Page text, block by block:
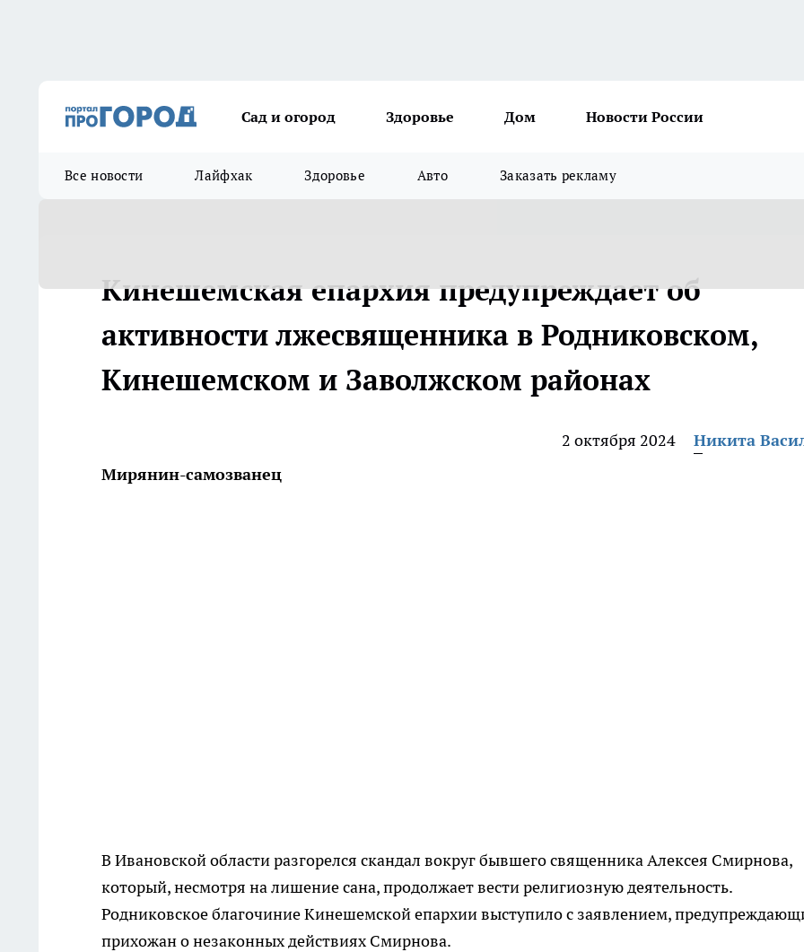
Сад и огород Здоровье Дом Новости России
Все новости Лайфхак Здоровье Авто Заказать рекламу
Кинешемская епархия предупреждает об
активности лжесвященника в Родниковском,
Кинешемском и Заволжском районах
2 октября 2024
Никита
Мирянин-самозванец
В Ивановской области разгорелся скандал вокруг бывшего священника Алексея Смирнова,
который, несмотря на лишение сана, продолжает вести религиозную деятельность.
Родниковское благочиние Кинешемской епархии выступило с заявлением,
прихожан о незаконных действиях Смирнова.